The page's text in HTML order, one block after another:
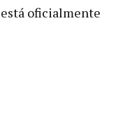
oficialmente